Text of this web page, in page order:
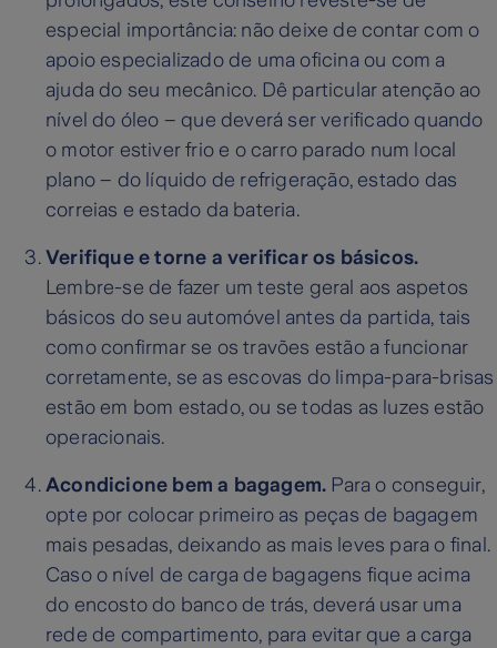
especial importância: não deixe de contar com o
apoio especializado de uma oficina ou com a
ajuda do seu mecânico. Dê particular atenção ao
nível do óleo – que deverá ser verificado quando
o motor estiver frio e o carro parado num local
plano – do líquido de refrigeração, estado das
correias e estado da bateria.
Verifique e torne a verificar os básicos.
Lembre-se de fazer um teste geral aos aspetos
básicos do seu automóvel antes da partida, tais
como confirmar se os travões estão a funcionar
corretamente, se as escovas do limpa-para-brisas
estão em bom estado, ou se todas as luzes estão
operacionais.
Acondicione bem a bagagem. Para o conseguir,
opte por colocar primeiro as peças de bagagem
mais pesadas, deixando as mais leves para o final.
Caso o nível de carga de bagagens fique acima
do encosto do banco de trás, deverá usar uma
rede de compartimento, para evitar que a carga